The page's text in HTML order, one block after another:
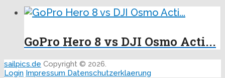
GoPro Hero 8 vs DJI Osmo Acti...
sailpics.de Copyright © 2026.
Login Impressum Datenschutzerklaerung